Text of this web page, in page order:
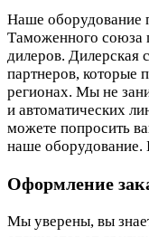
Наше оборудование
Таможенного союза
дилеров. Дилерская
партнеров, которые
регионах. Мы не
и автоматических
можете попросить
наше оборудование.
Оформление
Мы уверены, вы